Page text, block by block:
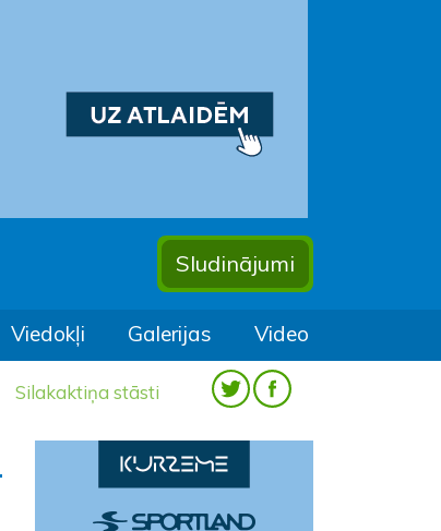
Sludinājumi
Viedokļi Galerijas Video
Silakaktiņa stāsti